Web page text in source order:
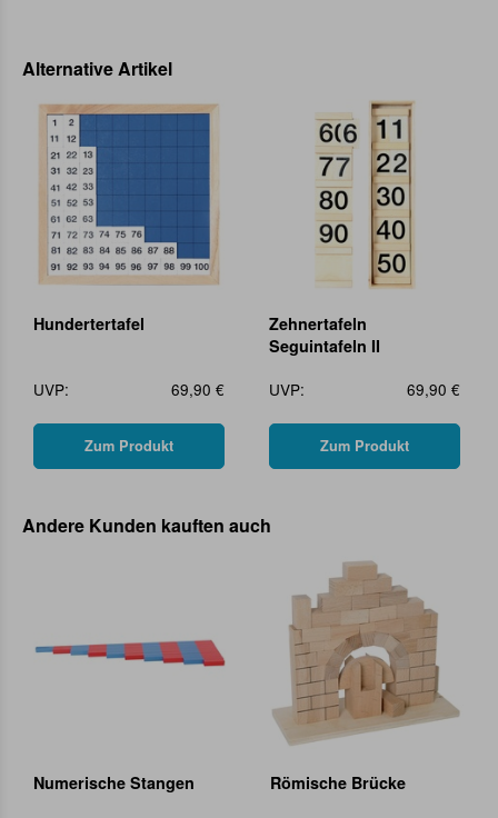
Alternative Artikel
Hundertertafel
UVP: 69,90 €
Zum Produkt
Zehnertafeln
Seguintafeln II
UVP:
69,90 €
Zum Produkt
Andere Kunden kauften auch
Numerische Stangen Römische Brücke